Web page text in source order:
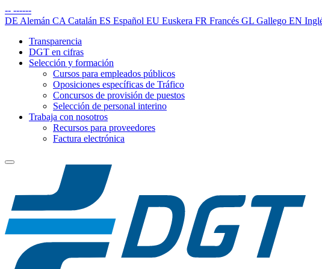
-- ------
DE Alemán CA Catalán ES Español EU Euskera FR Francés GL Gallego EN
Transparencia
DGT en cifras
Selección y formación
Cursos para empleados públicos
Oposiciones específicas de Tráfico
Concursos de provisión de puestos
Selección de personal interino
Trabaja con nosotros
Recursos para proveedores
Factura electrónica